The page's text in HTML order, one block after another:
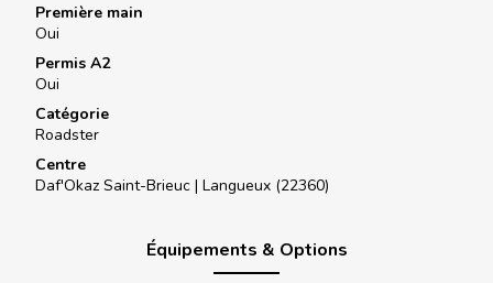
Première main
Oui
Permis A2
Oui
Catégorie
Roadster
Centre
Daf'Okaz Saint-Brieuc | Langueux (22360)
Équipements & Options